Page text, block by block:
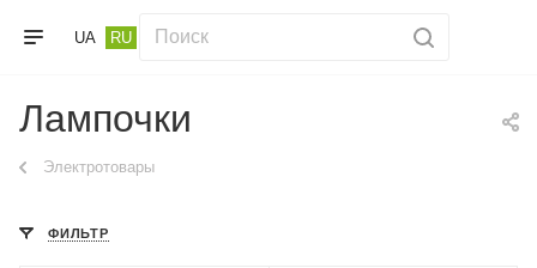
UA RU
Лампочки
Электротовары
ФИЛЬТР